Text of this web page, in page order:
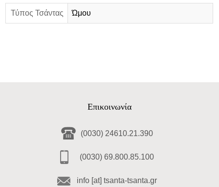
Τύπος Τσάντας Ώμου
Επικοινωνία
(0030) 24610.21.390
(0030) 69.800.85.100
info [at] tsanta-tsanta.gr